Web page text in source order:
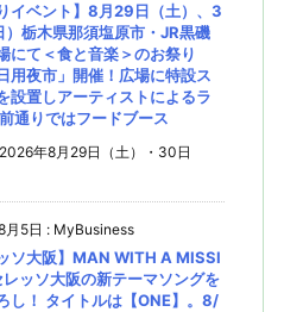
りイベント】8月29日（土）、3
）栃木県那須塩原市・JR黒磯
にて＜食と音楽＞のお祭り
用夜市」開催！広場に特設ス
設置しアーティストによるラ
通りではフードブース
年8月29日（土）・30日
月5日 : MyBusiness
ッソ大阪】MAN WITH A MISSI
ッソ大阪の新テーマソングを
し！ タイトルは【ONE】。8/